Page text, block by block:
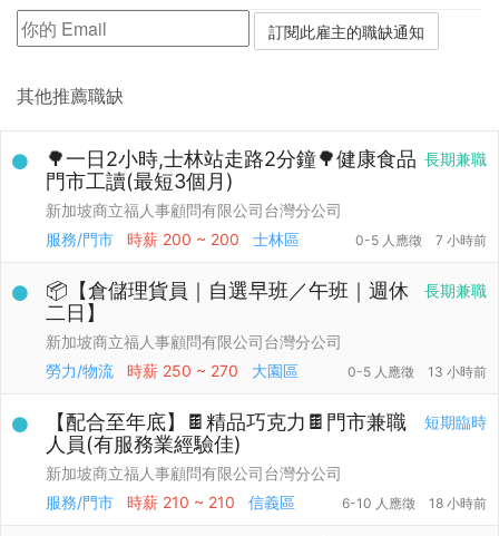
其他推薦職缺
長期兼職
🌳一日2小時,士林站走路2分鐘🌳健康食品
門市工讀(最短3個月)
新加坡商立福人事顧問有限公司台灣分公司
服務/門市
時薪 200 ~ 200 士林區 0-5 人應徵 7 小時前
長期兼職
📦【倉儲理貨員｜自選早班／午班｜週休
二日】
新加坡商立福人事顧問有限公司台灣分公司
勞力/物流
時薪 250 ~ 270 大園區 0-5 人應徵 13 小時前
短期臨時
【配合至年底】🍫精品巧克力🍫門市兼職
人員(有服務業經驗佳)
新加坡商立福人事顧問有限公司台灣分公司
服務/門市
時薪 210 ~ 210 信義區 6-10 人應徵 18 小時前